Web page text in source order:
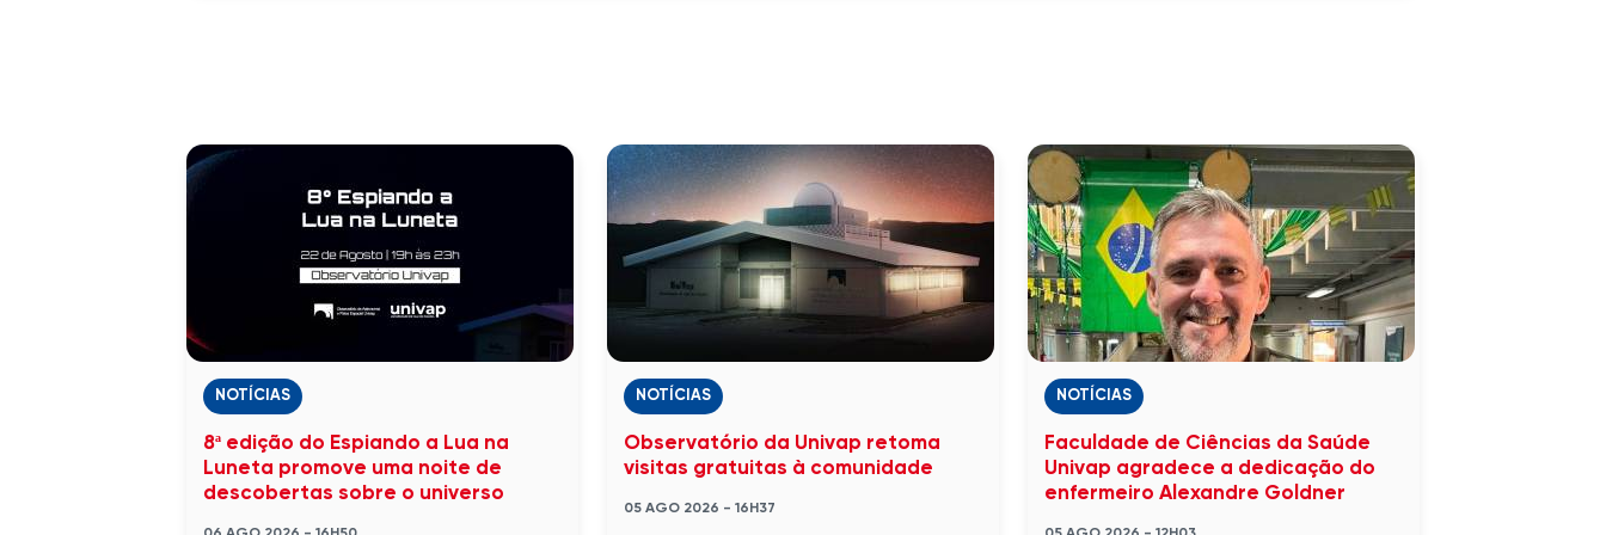
NOTÍCIAS
8ª edição do Espiando a Lua na
Luneta promove uma noite de
descobertas sobre o universo
NOTÍCIAS
Observatório da Univap retoma
visitas gratuitas à comunidade
05 AGO 2026 - 16H37
NOTÍCIAS
Faculdade de Ciências da Saúde
Univap agradece a dedicação do
enfermeiro Alexandre Goldner